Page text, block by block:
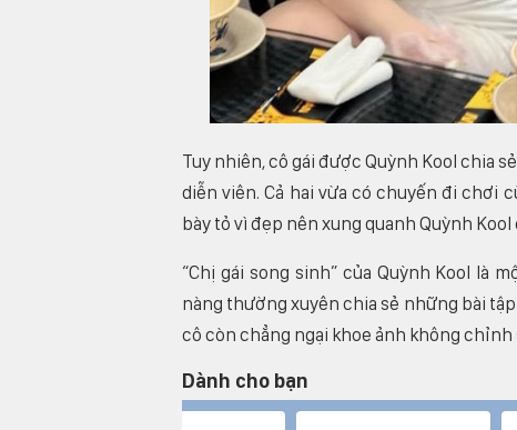
Tuy nhiên, cô gái được Quỳnh Kool chia
diễn viên. Cả hai vừa có chuyến đi chơi
bày tỏ vì đẹp nên xung quanh Quỳnh
“Chị gái song sinh” của Quỳnh Kool là
nàng thường xuyên chia sẻ những bài
cô còn chẳng ngại khoe ảnh không
Dành cho bạn